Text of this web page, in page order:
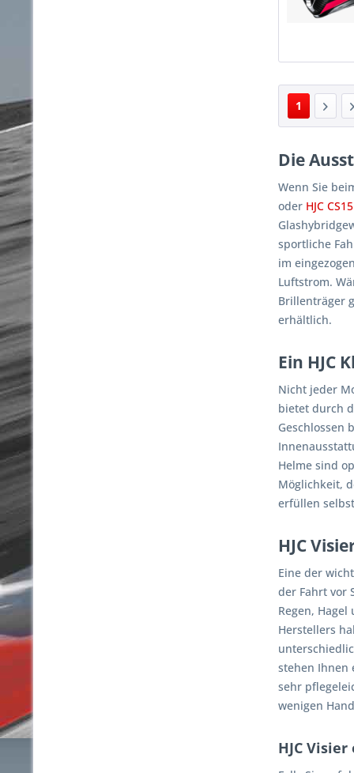
1
Die
Wenn Sie
oder HJC
sportliche
im
Luftstrom.
Brillenträger
erhältlich.
Ein HJC
Nicht jeder
bietet durch
Geschlossen
Helme sind
Möglichkeit,
erfüllen
HJC
Eine der
der Fahrt vor
Regen,
Herstellers
stehen Ihnen
sehr
wenigen
HJC